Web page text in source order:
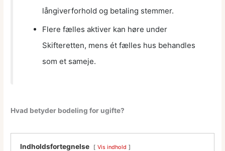
långiverforhold og betaling stemmer.
Flere fælles aktiver kan høre under
Skifteretten, mens ét fælles hus behandles
som et sameje.
Hvad betyder bodeling for ugifte?
Indholdsfortegnelse Vis indhold